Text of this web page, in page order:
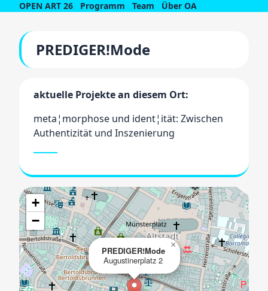
OPEN ART 26 Programm Team Über OA
PREDIGER!Mode
aktuelle Projekte an diesem Ort:
meta¦morphose und ident¦ität: Zwischen
Authentizität und Inszenierung
PREDIGER!Mode
Augustinerplatz 2
×
+
−